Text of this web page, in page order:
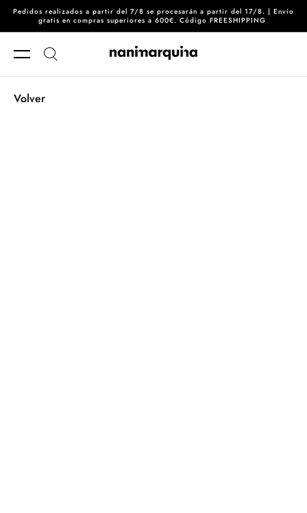
Ir directamente al contenido
Pedidos realizados a partir del 7/8 se procesarán a partir del 17/8. | Envío
gratis en compras superiores a 600€. Código FREESHIPPING
Volver